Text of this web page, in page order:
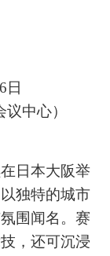
日
中心）
日本大阪举
独特的城市
围闻名。赛
，还可沉浸